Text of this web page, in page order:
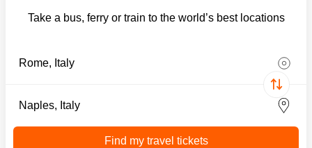
Take a bus, ferry or train to the world’s best locations
Find my travel tickets